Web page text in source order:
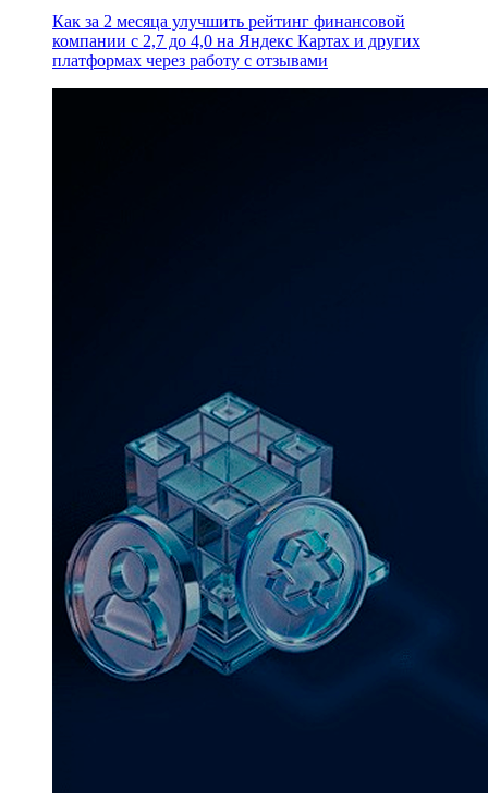
Как за 2 месяца улучшить рейтинг финансовой
компании с 2,7 до 4,0 на Яндекс Картах и других
платформах через работу с отзывами